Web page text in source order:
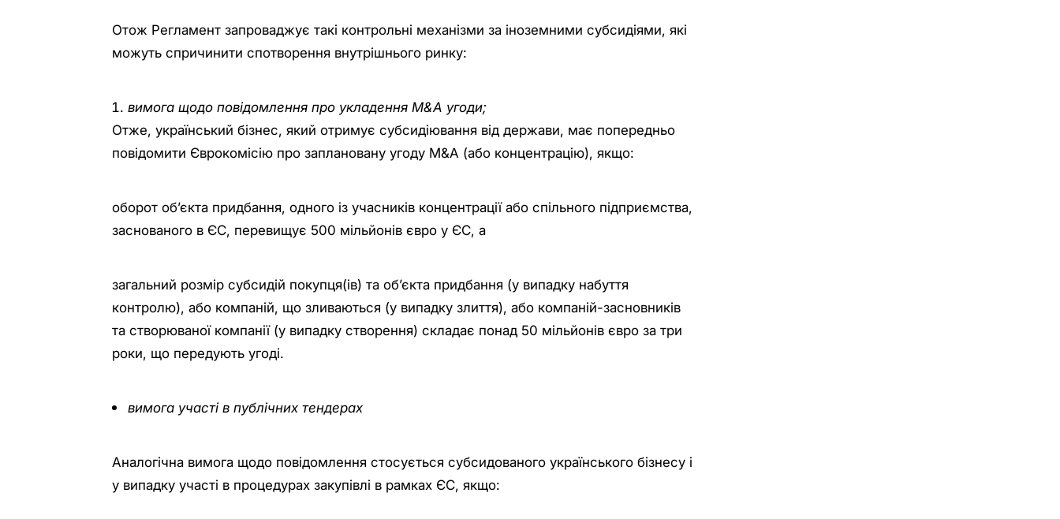
Отож Регламент запроваджує такі контрольні механізми за іноземними субсидіями, які
можуть спричинити спотворення внутрішнього ринку:
вимога щодо повідомлення про укладення M&A угоди;
Отже, український бізнес, який отримує субсидіювання від держави, має попередньо
повідомити Єврокомісію про заплановану угоду M&A (або концентрацію), якщо:
оборот об’єкта придбання, одного із учасників концентрації або спільного підприємства,
заснованого в ЄС, перевищує 500 мільйонів євро у ЄС, а
загальний розмір субсидій покупця(ів) та об’єкта придбання (у випадку набуття
контролю), або компаній, що зливаються (у випадку злиття), або компаній-засновників
та створюваної компанії (у випадку створення) складає понад 50 мільйонів євро за три
роки, що передують угоді.
вимога участі в публічних тендерах
Аналогічна вимога щодо повідомлення стосується субсидованого українського бізнесу і
у випадку участі в процедурах закупівлі в рамках ЄС, якщо: